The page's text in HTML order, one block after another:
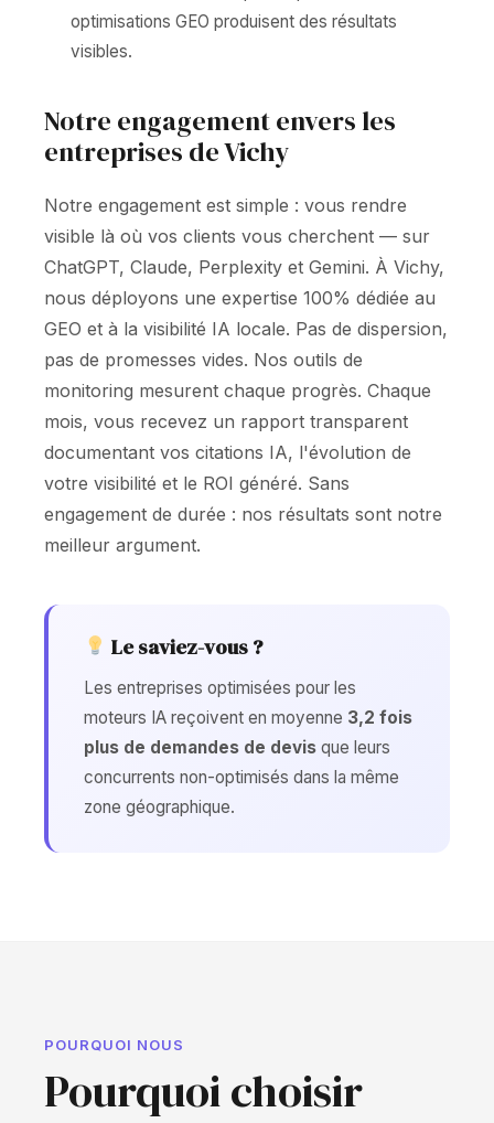
optimisations GEO produisent des résultats
visibles.
Notre engagement envers les
entreprises de Vichy
Notre engagement est simple : vous rendre
visible là où vos clients vous cherchent — sur
ChatGPT, Claude, Perplexity et Gemini. À Vichy,
nous déployons une expertise 100% dédiée au
GEO et à la visibilité IA locale. Pas de dispersion,
pas de promesses vides. Nos outils de
monitoring mesurent chaque progrès. Chaque
mois, vous recevez un rapport transparent
documentant vos citations IA, l'évolution de
votre visibilité et le ROI généré. Sans
engagement de durée : nos résultats sont notre
meilleur argument.
Le saviez-vous ?
Les entreprises optimisées pour les
moteurs IA reçoivent en moyenne 3,2 fois
plus de demandes de devis que leurs
concurrents non-optimisés dans la même
zone géographique.
POURQUOI NOUS
Pourquoi choisir